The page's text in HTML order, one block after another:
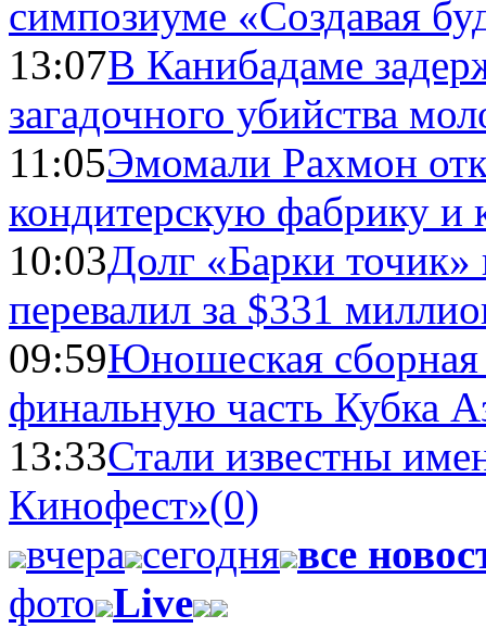
симпозиуме «Создавая
13:07В Канибадаме
загадочного убийства
11:05Эмомали Рахмон
кондитерскую фабрику и
10:03Долг «Барки
перевалил за $331
09:59Юношеская
финальную часть Кубка
13:33Стали известны
Кинофест»(0)
вчера сегодня все
фото Live